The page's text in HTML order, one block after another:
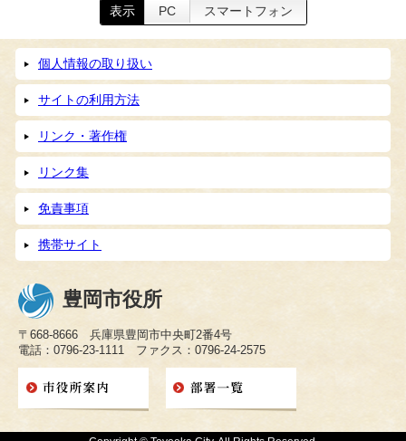
表示 PC スマートフォン
個人情報の取り扱い
サイトの利用方法
リンク・著作権
リンク集
免責事項
携帯サイト
豊岡市役所
〒668-8666 兵庫県豊岡市中央町2番4号
電話：0796-23-1111 ファクス：0796-24-2575